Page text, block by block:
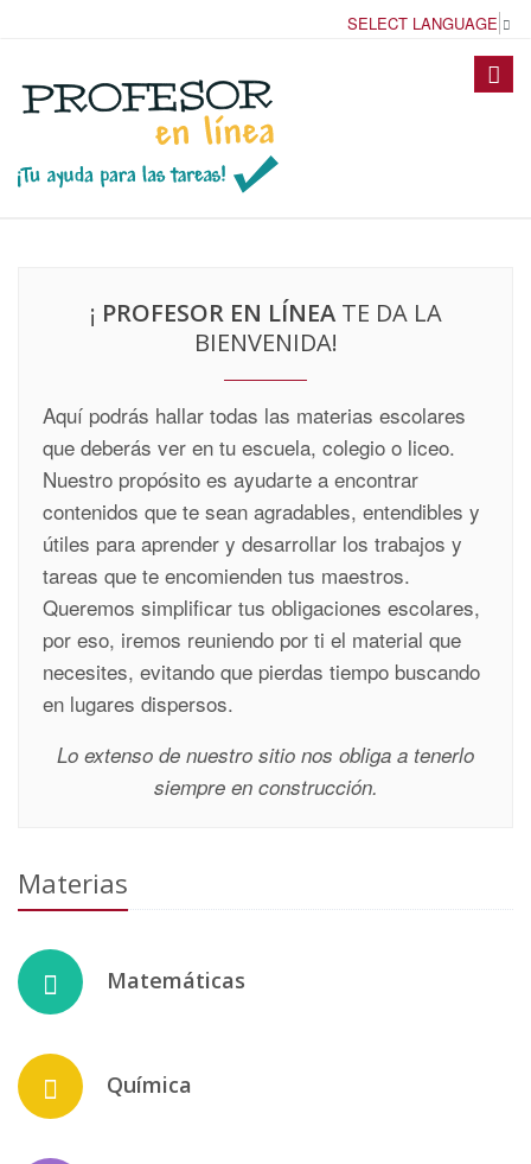
SELECT LANGUAGE
Toggle
¡ PROFESOR EN LÍNEA TE DA LA
BIENVENIDA!
Aquí podrás hallar todas las materias escolares
que deberás ver en tu escuela, colegio o liceo.
Nuestro propósito es ayudarte a encontrar
contenidos que te sean agradables, entendibles y
útiles para aprender y desarrollar los trabajos y
tareas que te encomienden tus maestros.
Queremos simplificar tus obligaciones escolares,
por eso, iremos reuniendo por ti el material que
necesites, evitando que pierdas tiempo buscando
en lugares dispersos.
Lo extenso de nuestro sitio nos obliga a tenerlo
siempre en construcción.
Materias
Matemáticas
Química